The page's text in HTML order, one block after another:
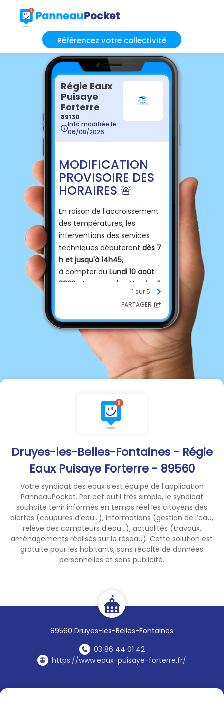
Référencez votre collectivité
Druyes-les-Belles-Fontaines - Régie
Eaux Puisaye Forterre - 89560
Votre syndicat des eaux s’est équipé de l’application
PanneauPocket. Par cet outil très simple, le syndicat
souhaite tenir informés en temps réel les citoyens des
alertes (coupures d’eau...), informations (gestion de l’eau,
relève des compteurs d’eau...), actualités (travaux,
aménagements réalisés sur le réseau). Cette solution est
gratuite pour les habitants, sans récolte de données
personnelles et sans publicité.
89560 Druyes-les-Belles-Fontaines
03 86 44 01 42
https://www.eaux-puisaye-forterre.fr/
Régie Eaux
Puisaye
Forterre
89130
Info modifiée le
06/08/2026
MODIFICATION
PROVISOIRE DES
HORAIRES 🚨
En raison de l'accroissement
des températures, les
interventions des services
techniques débuteront dès 7
h et jusqu'à 14h45,
à compter du Lundi 10 août
2026
et ce jusqu'au Vendredi
En dehors de ces créneaux,
interviendra uniquement le
service d'astreinte, joignable
au 03.86.44.01.42
Nous vous remercions pour
1 sur 5
PARTAGER